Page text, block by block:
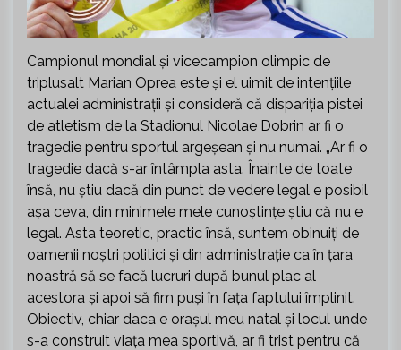
Campionul mondial și vicecampion olimpic de
triplusalt Marian Oprea este și el uimit de intențiile
actualei administrații și consideră că dispariția pistei
de atletism de la Stadionul Nicolae Dobrin ar fi o
tragedie pentru sportul argeșean și nu numai. „Ar fi o
tragedie dacă s-ar întâmpla asta. Înainte de toate
însă, nu știu dacă din punct de vedere legal e posibil
așa ceva, din minimele mele cunoștințe știu că nu e
legal. Asta teoretic, practic însă, suntem obinuiți de
oamenii noștri politici și din administrație ca în țara
noastră să se facă lucruri după bunul plac al
acestora și apoi să fim puși în fața faptului împlinit.
Obiectiv, chiar daca e orașul meu natal și locul unde
s-a construit viața mea sportivă, ar fi trist pentru că